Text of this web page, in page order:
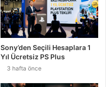
Sony’den Seçili Hesaplara 1
Yıl Ücretsiz PS Plus
3 hafta önce